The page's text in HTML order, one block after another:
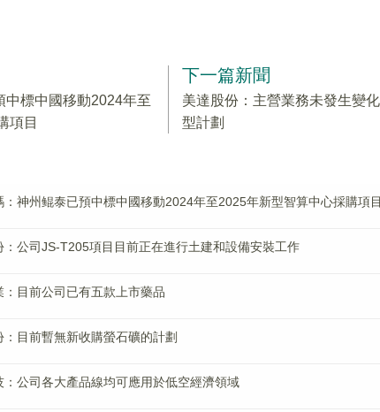
中標中國移動2024年至
項目
下一篇新聞
美達股份：主營業務未發生變
型計劃
：神州鲲泰已預中標中國移動2024年至2025年新型智算中心採購項目
：公司JS-T205項目目前正在進行土建和設備安裝工作
：目前公司已有五款上市藥品
：目前暫無新收購螢石礦的計劃
：公司各大產品線均可應用於低空經濟領域